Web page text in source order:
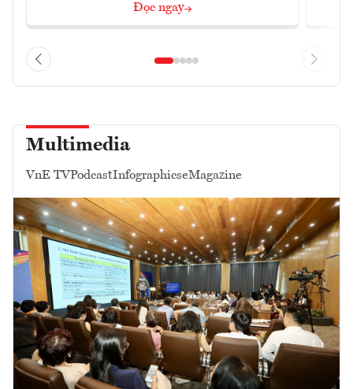
Đọc ngay
Multimedia
VnE TVPodcastInfographicseMagazine